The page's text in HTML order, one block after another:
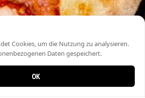
Cookies, um die Nutzung zu analysieren.
Daten gespeichert.
OK